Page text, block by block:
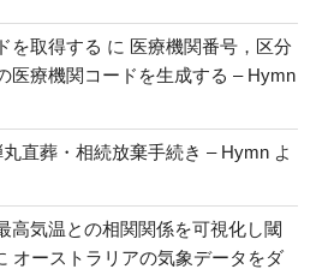
を取得する に 医療機関番号，区分
医療機関コードを生成する – Hymn
直葬・相続放棄手続き – Hymn よ
高気温との相関関係を可視化し閾
オーストラリアの気象データをダ